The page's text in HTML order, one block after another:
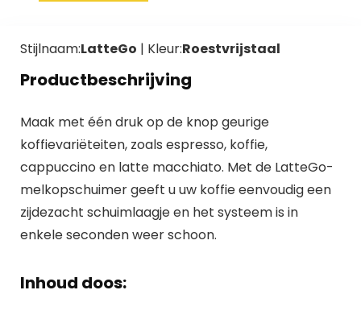
Stijlnaam:LatteGo | Kleur:Roestvrijstaal
Productbeschrijving
Maak met één druk op de knop geurige
koffievariëteiten, zoals espresso, koffie,
cappuccino en latte macchiato. Met de LatteGo-
melkopschuimer geeft u uw koffie eenvoudig een
zijdezacht schuimlaagje en het systeem is in
enkele seconden weer schoon.
Inhoud doos: